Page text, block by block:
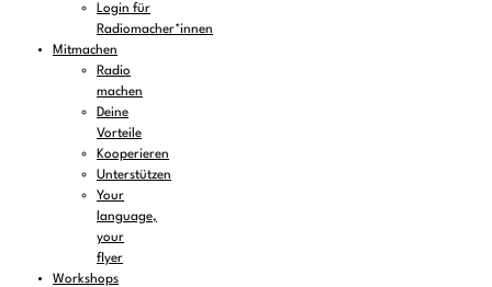
Login für
Radiomacher*innen
Mitmachen
Radio
machen
Deine
Vorteile
Kooperieren
Unterstützen
Your
language,
your
flyer
Workshops